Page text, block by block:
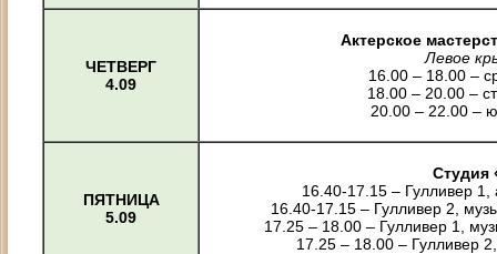
ЧЕТВЕРГ
4.09
Актерское
Левое
16.00 – 18.00 –
18.00 – 20.00 –
20.00 – 22.00 –
ПЯТНИЦА
5.09
Студия
16.40-17.15 – Гулливер 1,
16.40-17.15 – Гулливер 2,
17.25 – 18.00 – Гулливер 1,
17.25 – 18.00 – Гулливер